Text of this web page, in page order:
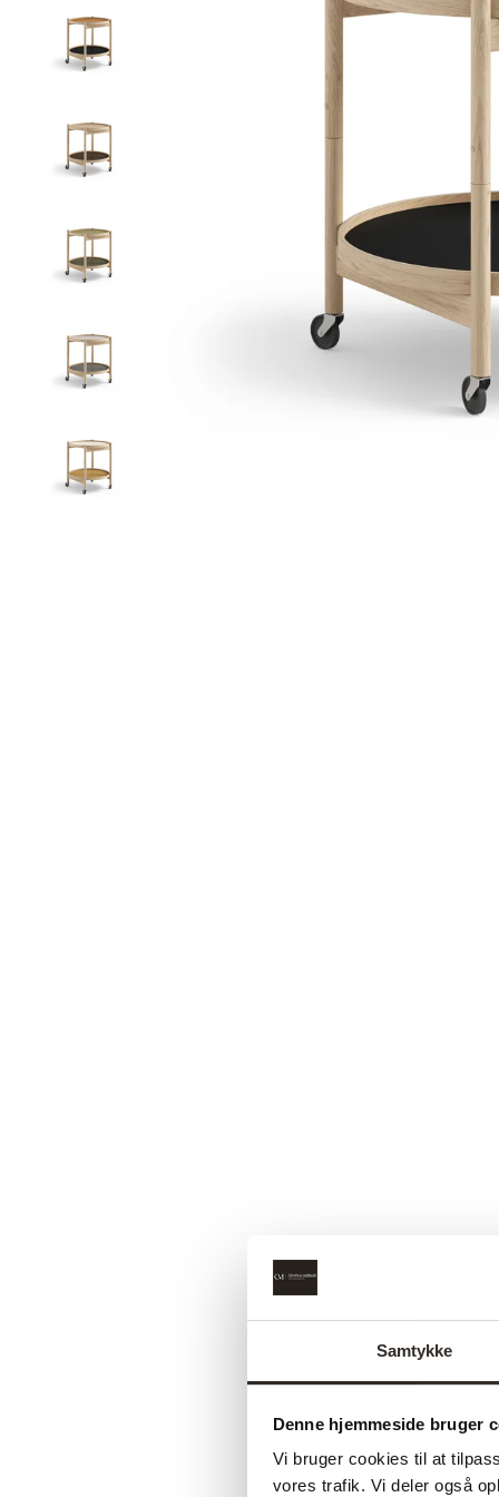
Samtykke
Denne hjemmeside bruger
Vi bruger cookies til at
vores trafik. Vi deler også
Udsalg